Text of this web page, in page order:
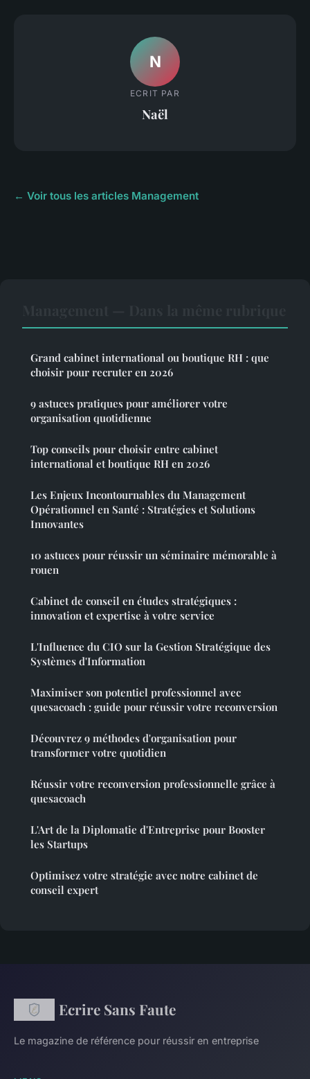
N
ECRIT PAR
Naël
← Voir tous les articles Management
Grand cabinet international ou boutique RH : que
choisir pour recruter en 2026
9 astuces pratiques pour améliorer votre
organisation quotidienne
Top conseils pour choisir entre cabinet
international et boutique RH en 2026
Les Enjeux Incontournables du Management
Opérationnel en Santé : Stratégies et Solutions
Innovantes
10 astuces pour réussir un séminaire mémorable à
rouen
Cabinet de conseil en études stratégiques :
innovation et expertise à votre service
L'Influence du CIO sur la Gestion Stratégique des
Systèmes d'Information
Maximiser son potentiel professionnel avec
quesacoach : guide pour réussir votre reconversion
Découvrez 9 méthodes d'organisation pour
transformer votre quotidien
Réussir votre reconversion professionnelle grâce à
quesacoach
L'Art de la Diplomatie d'Entreprise pour Booster
les Startups
Optimisez votre stratégie avec notre cabinet de
conseil expert
Ecrire Sans Faute
Le magazine de référence pour réussir en entreprise